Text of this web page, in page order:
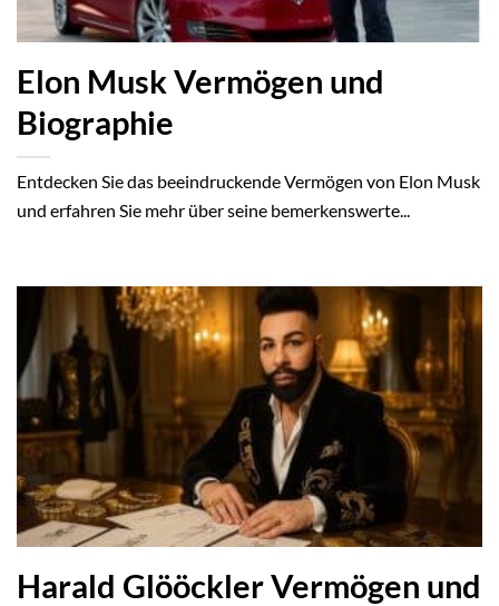
Elon Musk Vermögen und
Biographie
Entdecken Sie das beeindruckende Vermögen von Elon Musk
und erfahren Sie mehr über seine bemerkenswerte...
Harald Glööckler Vermögen und